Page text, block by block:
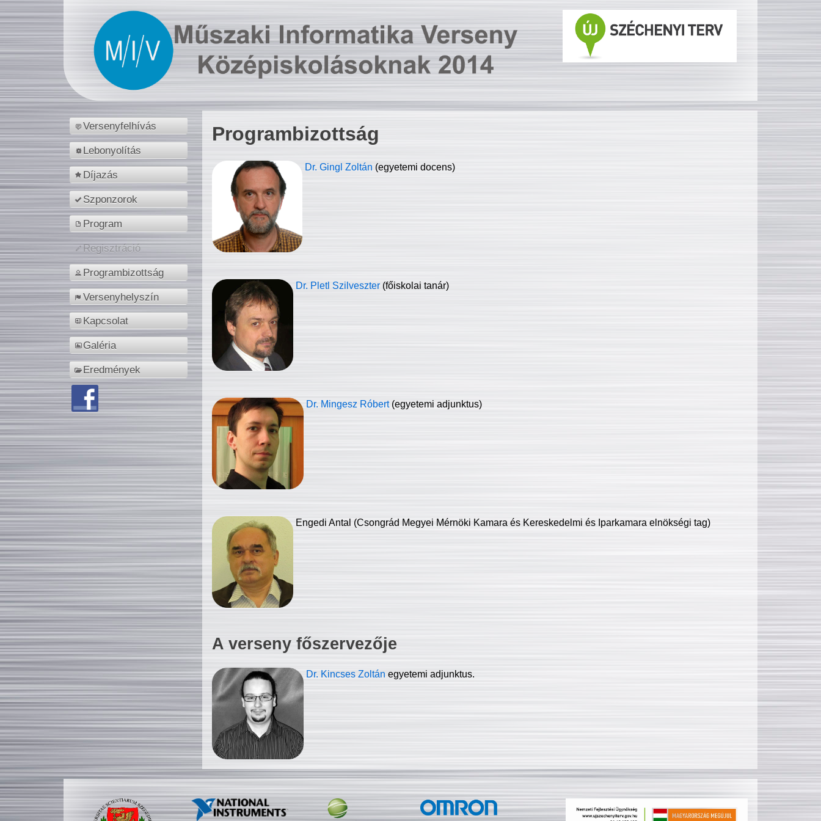
Versenyfelhívás
Lebonyolítás
Díjazás
Szponzorok
Program
Regisztráció
Programbizottság
Versenyhelyszín
Kapcsolat
Galéria
Eredmények
Programbizottság
Dr. Gingl Zoltán (egyetemi docens)
Dr. Pletl Szilveszter (főiskolai tanár)
Dr. Mingesz Róbert (egyetemi adjunktus)
Engedi Antal (Csongrád Megyei Mérnöki Kamara és Kereskedelmi és Iparkamara elnökségi tag)
A verseny főszervezője
Dr. Kincses Zoltán egyetemi adjunktus.